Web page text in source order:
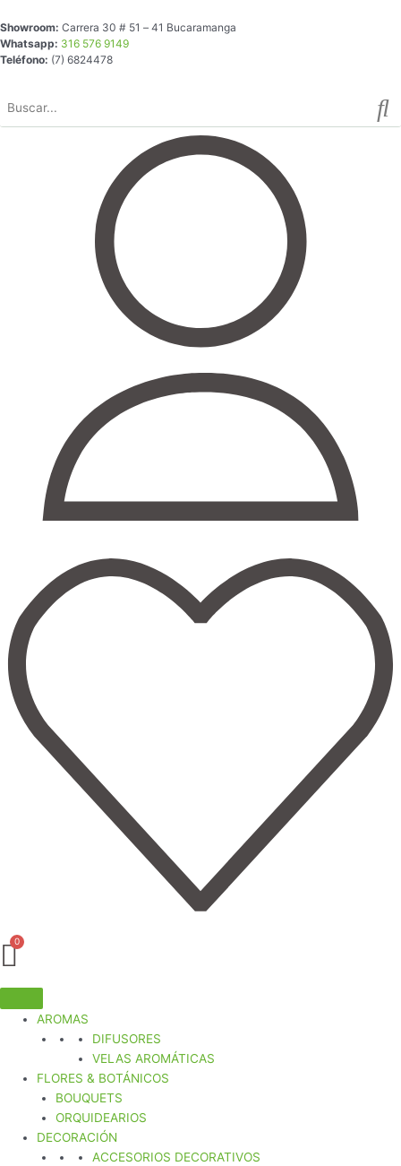
al
contenido
Showroom: Carrera 30 # 51 – 41 Bucaramanga
Whatsapp: 316 576 9149
Teléfono: (7) 6824478
AROMAS
DIFUSORES
VELAS AROMÁTICAS
FLORES & BOTÁNICOS
BOUQUETS
ORQUIDEARIOS
DECORACIÓN
ACCESORIOS DECORATIVOS